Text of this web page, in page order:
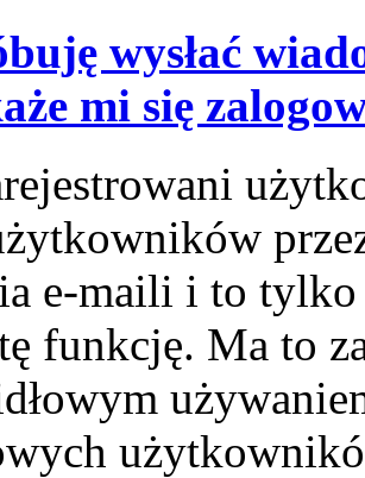
wysłać
mi się
e-maili i to
funkcję. Ma to